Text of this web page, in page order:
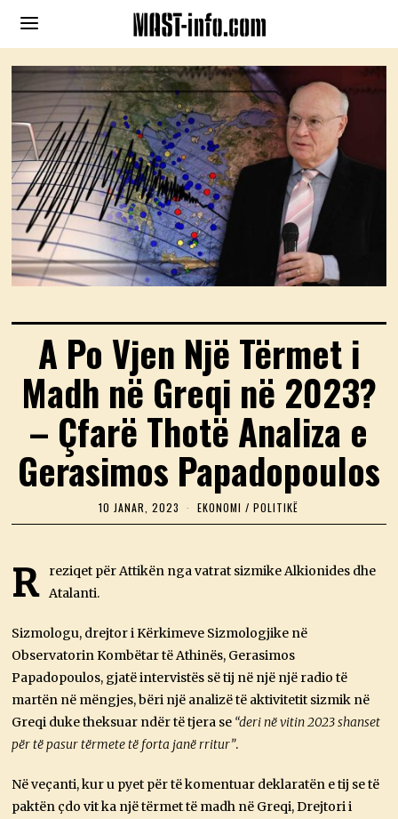
A Po Vjen Një Tërmet i
Madh në Greqi në 2023?
– Çfarë Thotë Analiza e
Gerasimos Papadopoulos
10 JANAR, 2023
0
A
0
2
3
EKONOMI / POLITIKË
R
reziqet për Attikën nga vatrat sizmike Alkionides dhe
Atalanti.
Sizmologu, drejtor i Kërkimeve Sizmologjike në
Observatorin Kombëtar të Athinës, Gerasimos
Papadopoulos, gjatë intervistës së tij në një një radio të
martën në mëngjes, bëri një analizë të aktivitetit sizmik në
Greqi duke theksuar ndër të tjera se “deri në vitin 2023 shanset
për të pasur tërmete të forta janë rritur”.
Në veçanti, kur u pyet për të komentuar deklaratën e tij se të
paktën çdo vit ka një tërmet të madh në Greqi, Drejtori i